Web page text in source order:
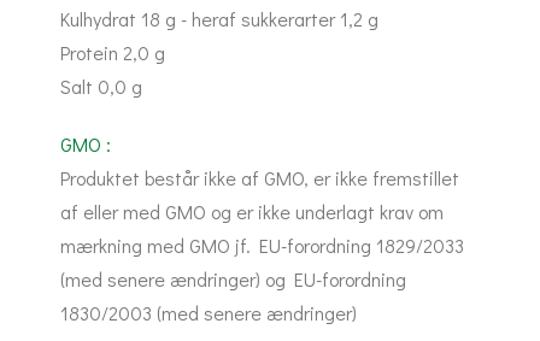
Kulhydrat 18 g - heraf sukkerarter 1,2 g
Protein 2,0 g
Salt 0,0 g
GMO :
Produktet består ikke af GMO, er ikke fremstillet
af eller med GMO og er ikke underlagt krav om
mærkning med GMO jf. EU-forordning 1829/2033
(med senere ændringer) og EU-forordning
1830/2003 (med senere ændringer)